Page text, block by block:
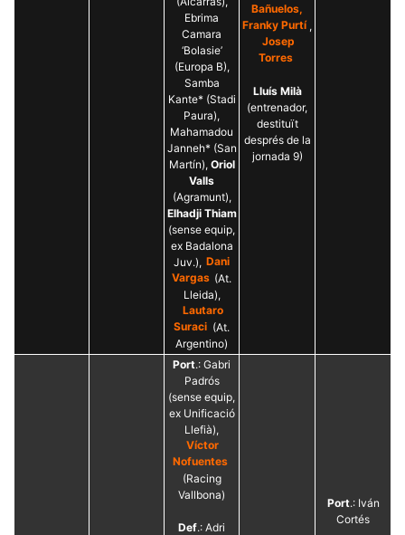
Ebrima
Camara
‘Bolasie’
(Europa B),
Samba
Kante* (Stadi
Paura),
Mahamadou
Janneh* (San
Martín), Oriol
Valls
(Agramunt),
Elhadji Thiam
(sense equip,
ex Badalona
Juv.), Dani
Vargas (At.
Lleida),
Lautaro
Suraci (At.
Argentino)
Bañuelos,
Franky Purtí ,
Josep
Torres
Lluís Milà
(entrenador,
destituït
després de la
jornada 9)
Port.: Gabri
Padrós
(sense equip,
ex Unificació
Llefià),
Víctor
Nofuentes
(Racing
Vallbona)
Def.: Adri
Port.: Iván
Cortés